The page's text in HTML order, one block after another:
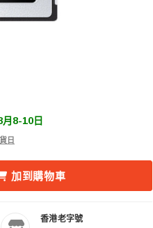
Type B 2.0 Memory
8-10日
日
TYPE B 2.0
CFEXPRESS TYPE
加到購物車
香港老字號